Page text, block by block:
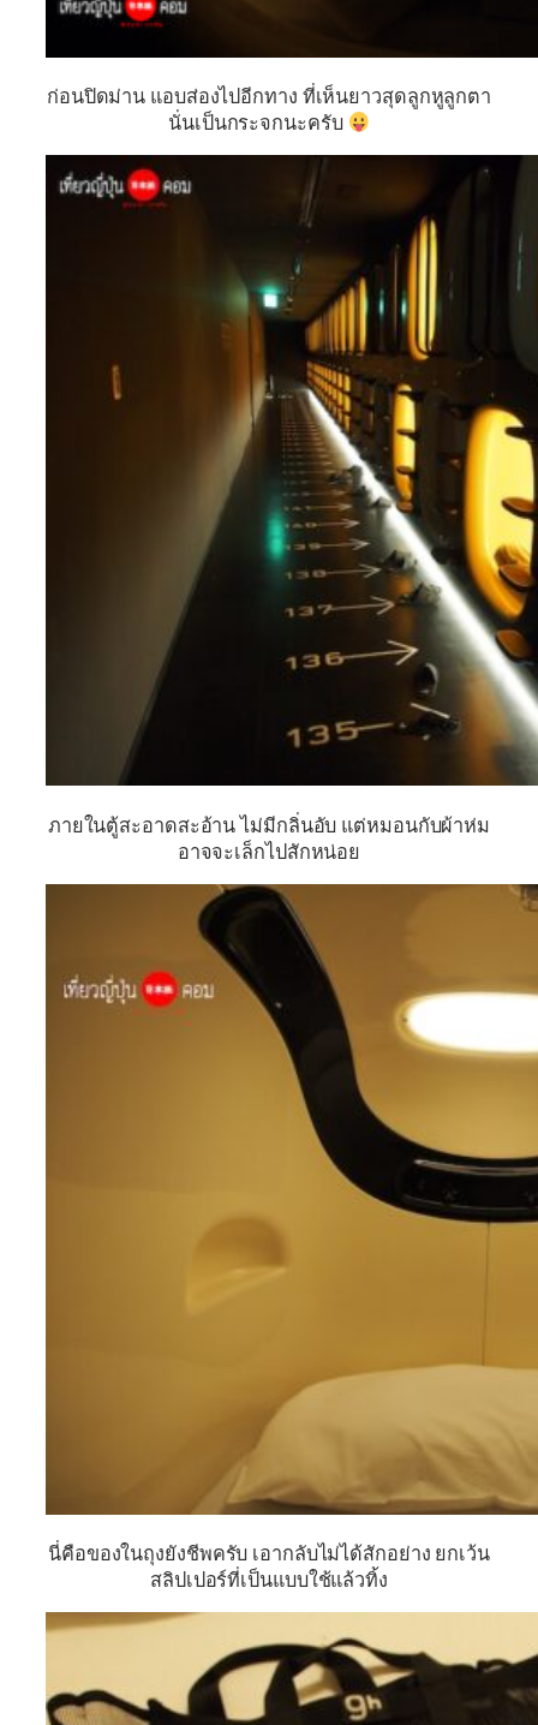
ก่อนปิดม่าน แอบส่องไปอีกทาง ที่เห็นยาวสุดลูกหูลูกตา
นั่นเป็นกระจกนะครับ
ภายในตู้สะอาดสะอ้าน ไม่มีกลิ่นอับ แต่หมอนกับผ้าห่ม
อาจจะเล็กไปสักหน่อย
นี่คือของในถุงยังชีพครับ เอากลับไม่ได้สักอย่าง ยกเว้น
สลิปเปอร์ที่เป็นแบบใช้แล้วทิ้ง